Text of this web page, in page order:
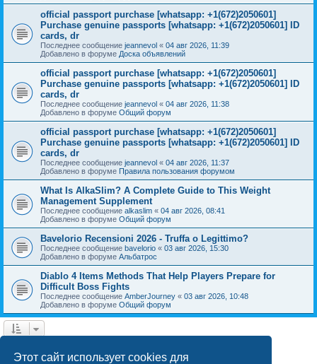
Этот сайт использует cookies для
official passport purchase [whatsapp: +1(672)2050601]
Purchase genuine passports [whatsapp: +1(672)2050601] ID
cards, dr
Последнее сообщение jeannevol « 04 авг 2026, 11:39
Добавлено в форуме Доска объявлений
official passport purchase [whatsapp: +1(672)2050601]
Purchase genuine passports [whatsapp: +1(672)2050601] ID
cards, dr
Последнее сообщение jeannevol « 04 авг 2026, 11:38
Добавлено в форуме Общий форум
official passport purchase [whatsapp: +1(672)2050601]
Purchase genuine passports [whatsapp: +1(672)2050601] ID
cards, dr
Последнее сообщение jeannevol « 04 авг 2026, 11:37
Добавлено в форуме Правила пользования форумом
What Is AlkaSlim? A Complete Guide to This Weight
Management Supplement
Последнее сообщение alkaslim « 04 авг 2026, 08:41
Добавлено в форуме Общий форум
Bavelorio Recensioni 2026 - Truffa o Legittimo?
Последнее сообщение bavelorio « 03 авг 2026, 15:30
Добавлено в форуме Альбатрос
Diablo 4 Items Methods That Help Players Prepare for
Difficult Boss Fights
Последнее сообщение AmberJourney « 03 авг 2026, 10:48
Добавлено в форуме Общий форум